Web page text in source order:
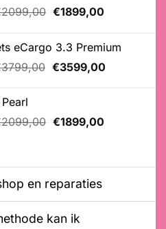
2099,00 Oorspronkelijke
€2099,00.
€1899,00Huidige
€1899,00.
eCargo 3.3 Premium
3799,00 Oorspronkelijke
€3599,00Huidige
2099,00 Oorspronkelijke
€1899,00Huidige
en reparaties
kan ik